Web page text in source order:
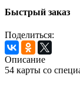
Быстрый заказ
Поделиться:
Описание
54 карты со